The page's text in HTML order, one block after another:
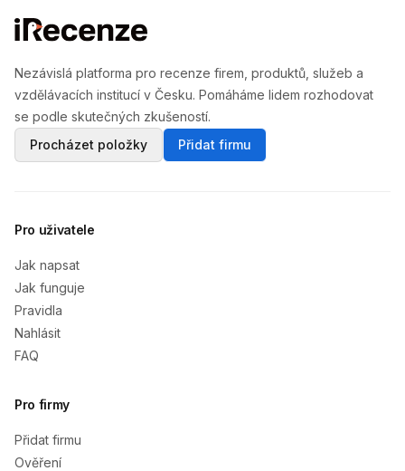
Nezávislá platforma pro recenze firem, produktů, služeb a
vzdělávacích institucí v Česku. Pomáháme lidem rozhodovat
se podle skutečných zkušeností.
Procházet položky
Přidat firmu
Pro uživatele
Jak napsat
Jak funguje
Pravidla
Nahlásit
FAQ
Pro firmy
Přidat firmu
Ověření